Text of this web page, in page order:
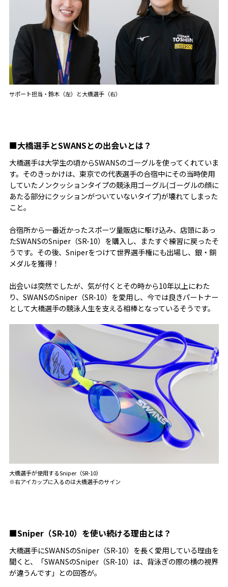
サポート担当・鈴木（左）と大橋選手（右）
大橋選手が使用するSniper（SR-10）
※右アイカップに入るのは大橋選手のサイン
■大橋選手とSWANSとの出会いとは？
大橋選手は大学生の頃からSWANSのゴーグルを使ってくれていま
す。そのきっかけは、東京での代表選手の合宿中にその当時使用
していたノンクッションタイプの競泳用ゴーグル(ゴーグルの顔に
あたる部分にクッションがついていないタイプ)が壊れてしまった
こと。
合宿所から一番近かったスポーツ量販店に駆け込み、店頭にあっ
たSWANSのSniper（SR-10）を購入し、またすぐ練習に戻ったそ
うです。その後、Sniperをつけて世界選手権にも出場し、銀・銅
メダルを獲得！
出会いは突然でしたが、気が付くとその時から10年以上にわた
り、SWANSのSniper（SR-10）を愛用し、今では良きパートナー
として大橋選手の競泳人生を支える相棒となっているそうです。
■Sniper（SR-10）を使い続ける理由とは？
大橋選手にSWANSのSniper（SR-10）を長く愛用している理由を
聞くと、「SWANSのSniper（SR-10）は、背泳ぎの際の横の視界
が違うんです」との回答が。